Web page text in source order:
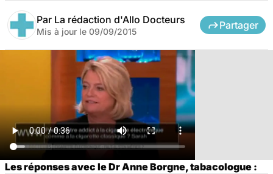
Par La rédaction d'Allo Docteurs
Mis à jour le 09/09/2015
Partager
Les réponses avec le Dr Anne Borgne, tabacologue :